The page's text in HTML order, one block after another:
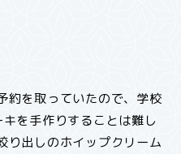
約を取っていたので、学校
を手作りすることは難し
り出しのホイップクリーム